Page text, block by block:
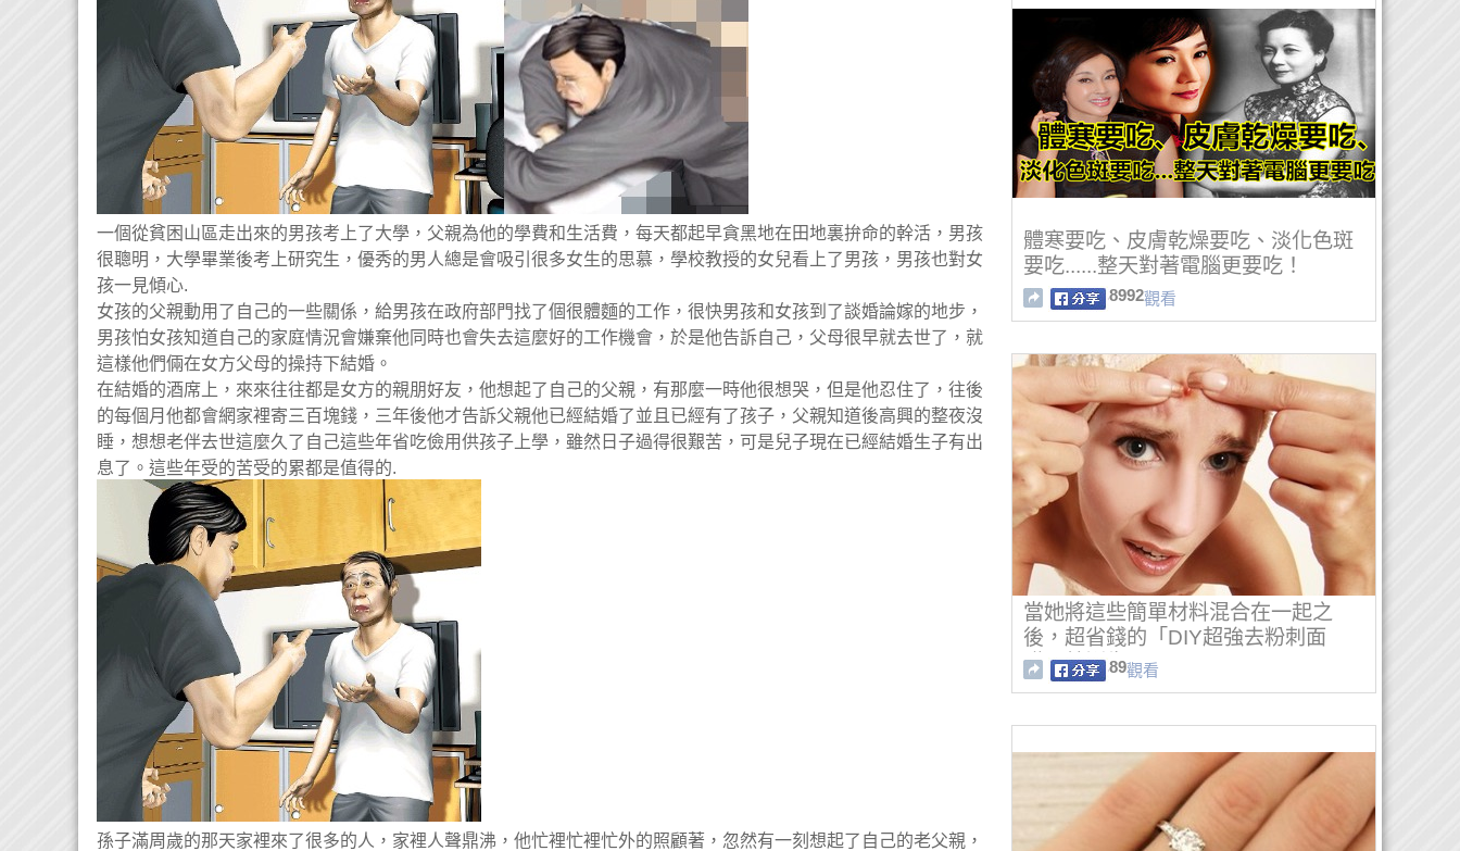
一個從貧困山區走出來的男孩考上了大學，父親為他的學費和生活費，每天都起早貪黑地在田地裏拚命的幹活，男孩
很聰明，大學畢業後考上研究生，優秀的男人總是會吸引很多女生的思慕，學校教授的女兒看上了男孩，男孩也對女
孩一見傾心.
女孩的父親動用了自己的一些關係，給男孩在政府部門找了個很體麵的工作，很快男孩和女孩到了談婚論嫁的地步，
男孩怕女孩知道自己的家庭情況會嫌棄他同時也會失去這麼好的工作機會，於是他告訴自己，父母很早就去世了，就
這樣他們倆在女方父母的操持下結婚。
在結婚的酒席上，來來往往都是女方的親朋好友，他想起了自己的父親，有那麼一時他很想哭，但是他忍住了，往後
的每個月他都會網家裡寄三百塊錢，三年後他才告訴父親他已經結婚了並且已經有了孩子，父親知道後高興的整夜沒
睡，想想老伴去世這麼久了自己這些年省吃儉用供孩子上學，雖然日子過得很艱苦，可是兒子現在已經結婚生子有出
息了。這些年受的苦受的累都是值得的.
孫子滿周歲的那天家裡來了很多的人，家裡人聲鼎沸，他忙裡忙裡忙外的照顧著，忽然有一刻想起了自己的老父親，
體寒要吃、皮膚乾燥要吃、淡化色斑
要吃......整天對著電腦更要吃！
8992觀看
當她將這些簡單材料混合在一起之
後，超省錢的「DIY超強去粉刺面
膜」就誕生了！
89觀看